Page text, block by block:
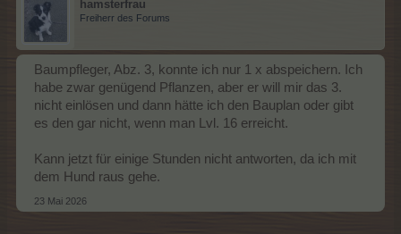
hamsterfrau
Freiherr des Forums
Baumpfleger, Abz. 3, konnte ich nur 1 x abspeichern. Ich
habe zwar genügend Pflanzen, aber er will mir das 3.
nicht einlösen und dann hätte ich den Bauplan oder gibt
es den gar nicht, wenn man Lvl. 16 erreicht.
Kann jetzt für einige Stunden nicht antworten, da ich mit
dem Hund raus gehe.
23 Mai 2026